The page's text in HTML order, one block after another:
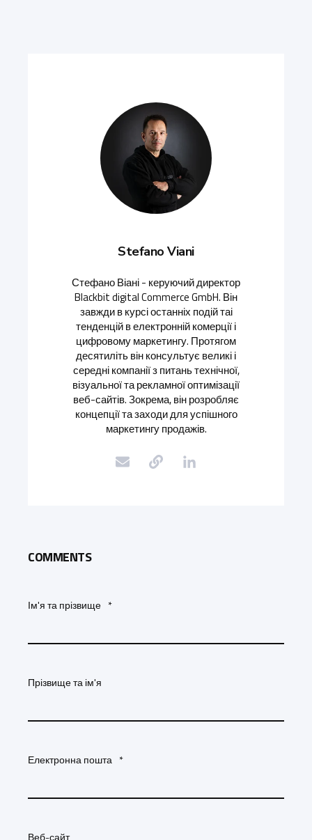
Stefano Viani
Стефано Віані - керуючий директор
Blackbit digital Commerce GmbH. Він
завжди в курсі останніх подій таі
тенденцій в електронній комерції і
цифровому маркетингу. Протягом
десятиліть він консультує великі і
середні компанії з питань технічної,
візуальної та рекламної оптимізації
веб-сайтів. Зокрема, він розробляє
концепції та заходи для успішного
маркетингу продажів.
COMMENTS
Ім'я та прізвище *
Прізвище та ім'я
Електронна пошта *